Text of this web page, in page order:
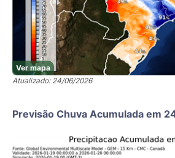
Ver mapa
Atualizado: 24/06/2026
Previsão Chuva Acumulada em